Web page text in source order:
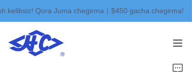
Qora Juma chegirma｜$450 gacha chegirma!
Do'stlarimiz do'koniga
Juma chegirma｜$450